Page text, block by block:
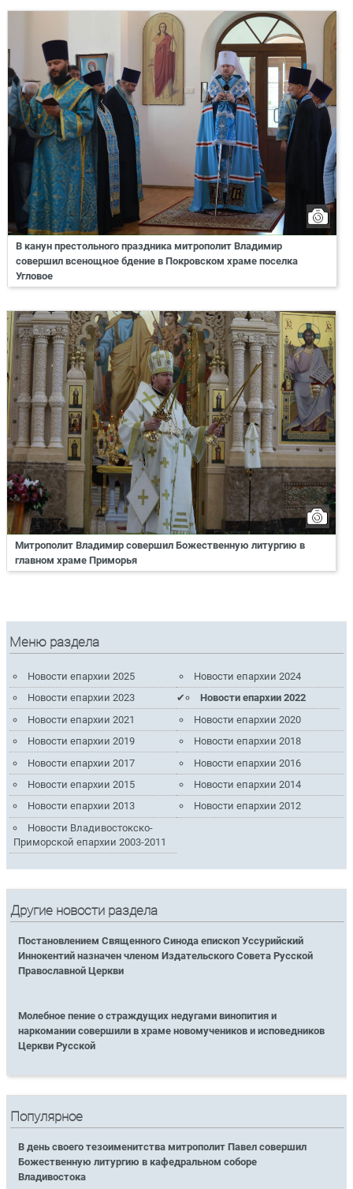
В канун престольного праздника митрополит Владимир
совершил всенощное бдение в Покровском храме поселка
Угловое
Митрополит Владимир совершил Божественную литургию в
главном храме Приморья
Меню раздела
Новости епархии 2025
Новости епархии 2024
Новости епархии 2023
Новости епархии 2022
Новости епархии 2021
Новости епархии 2020
Новости епархии 2019
Новости епархии 2018
Новости епархии 2017
Новости епархии 2016
Новости епархии 2015
Новости епархии 2014
Новости епархии 2013
Новости епархии 2012
Новости Владивостокско-
Приморской епархии 2003-2011
Другие новости раздела
Постановлением Священного Синода епископ Уссурийский
Иннокентий назначен членом Издательского Совета Русской
Православной Церкви
Молебное пение о страждущих недугами винопития и
наркомании совершили в храме новомучеников и исповедников
Церкви Русской
Популярное
В день своего тезоименитства митрополит Павел совершил
Божественную литургию в кафедральном соборе
Владивостока